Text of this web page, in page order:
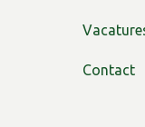
Contact